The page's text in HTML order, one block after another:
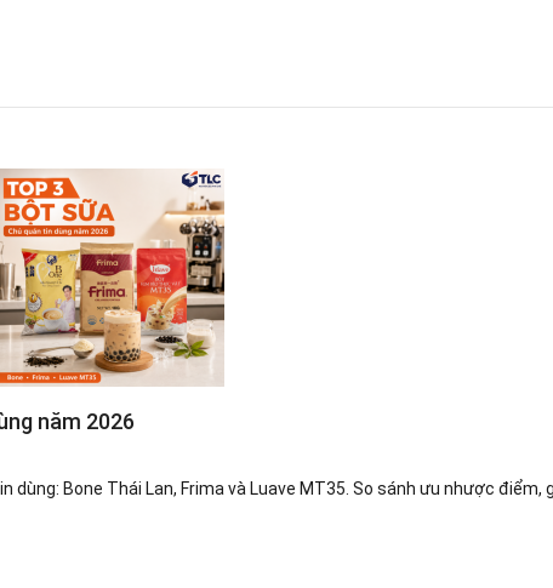
năm 2026
Bone Thái Lan, Frima và Luave MT35. So sánh ưu nhược điểm,